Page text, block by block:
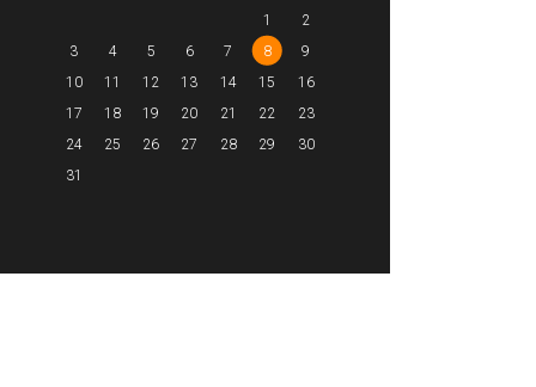
1
2
3
4 5 6 7 8
9
10
11 12 13 14 15
16
17
18 19 20 21 22
23
24
25 26 27 28 29
30
31